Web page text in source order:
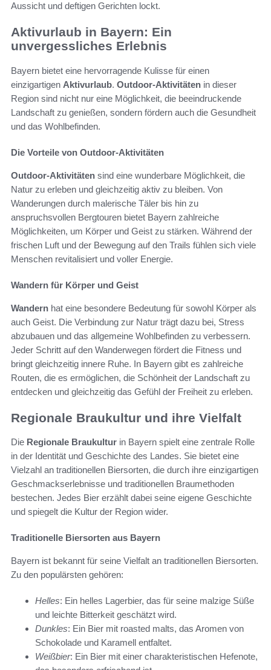
Aussicht und deftigen Gerichten lockt.
Aktivurlaub in Bayern: Ein
unvergessliches Erlebnis
Bayern bietet eine hervorragende Kulisse für einen
einzigartigen Aktivurlaub. Outdoor-Aktivitäten in dieser
Region sind nicht nur eine Möglichkeit, die beeindruckende
Landschaft zu genießen, sondern fördern auch die Gesundheit
und das Wohlbefinden.
Die Vorteile von Outdoor-Aktivitäten
Outdoor-Aktivitäten sind eine wunderbare Möglichkeit, die
Natur zu erleben und gleichzeitig aktiv zu bleiben. Von
Wanderungen durch malerische Täler bis hin zu
anspruchsvollen Bergtouren bietet Bayern zahlreiche
Möglichkeiten, um Körper und Geist zu stärken. Während der
frischen Luft und der Bewegung auf den Trails fühlen sich viele
Menschen revitalisiert und voller Energie.
Wandern für Körper und Geist
Wandern hat eine besondere Bedeutung für sowohl Körper als
auch Geist. Die Verbindung zur Natur trägt dazu bei, Stress
abzubauen und das allgemeine Wohlbefinden zu verbessern.
Jeder Schritt auf den Wanderwegen fördert die Fitness und
bringt gleichzeitig innere Ruhe. In Bayern gibt es zahlreiche
Routen, die es ermöglichen, die Schönheit der Landschaft zu
entdecken und gleichzeitig das Gefühl der Freiheit zu erleben.
Regionale Braukultur und ihre Vielfalt
Die Regionale Braukultur in Bayern spielt eine zentrale Rolle
in der Identität und Geschichte des Landes. Sie bietet eine
Vielzahl an traditionellen Biersorten, die durch ihre einzigartigen
Geschmackserlebnisse und traditionellen Braumethoden
bestechen. Jedes Bier erzählt dabei seine eigene Geschichte
und spiegelt die Kultur der Region wider.
Traditionelle Biersorten aus Bayern
Bayern ist bekannt für seine Vielfalt an traditionellen Biersorten.
Zu den populärsten gehören:
Helles: Ein helles Lagerbier, das für seine malzige Süße
und leichte Bitterkeit geschätzt wird.
Dunkles: Ein Bier mit roasted malts, das Aromen von
Schokolade und Karamell entfaltet.
Weißbier: Ein Bier mit einer charakteristischen Hefenote,